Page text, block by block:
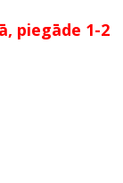
piegāde 1-2